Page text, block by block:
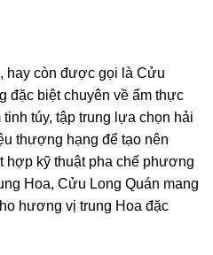
hay còn được gọi là Cửu
đặc biệt chuyên về ẩm thực
túy, tập trung lựa chọn hải
thượng hạng để tạo nên
hợp kỹ thuật pha chế phương
Hoa, Cửu Long Quán mang
hương vị trung Hoa đặc